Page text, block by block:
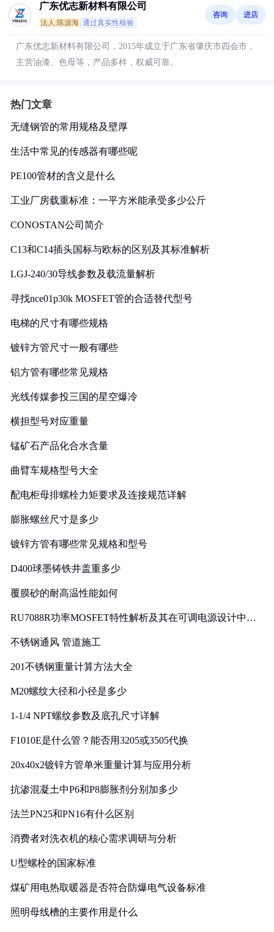
广东优志新材料有限公司
法人:陈源海 通过真实性核验
咨询 进店
广东优志新材料有限公司，2015年成立于广东省肇庆市四会市，
主营油漆、色母等，产品多样，权威可靠。
热门文章
无缝钢管的常用规格及壁厚
生活中常见的传感器有哪些呢
PE100管材的含义是什么
工业厂房载重标准：一平方米能承受多少公斤
CONOSTAN公司简介
C13和C14插头国标与欧标的区别及其标准解析
LGJ-240/30导线参数及载流量解析
寻找nce01p30k MOSFET管的合适替代型号
电梯的尺寸有哪些规格
镀锌方管尺寸一般有哪些
铝方管有哪些常见规格
光线传媒参投三国的星空爆冷
横担型号对应重量
锰矿石产品化合水含量
曲臂车规格型号大全
配电柜母排螺栓力矩要求及连接规范详解
膨胀螺丝尺寸是多少
镀锌方管有哪些常见规格和型号
D400球墨铸铁井盖重多少
覆膜砂的耐高温性能如何
RU7088R功率MOSFET特性解析及其在可调电源设计中的
不锈钢通风 管道施工
201不锈钢重量计算方法大全
M20螺纹大径和小径是多少
1-1/4 NPT螺纹参数及底孔尺寸详解
F1010E是什么管？能否用3205或3505代换
20x40x2镀锌方管单米重量计算与应用分析
抗渗混凝土中P6和P8膨胀剂分别加多少
法兰PN25和PN16有什么区别
消费者对洗衣机的核心需求调研与分析
U型螺栓的国家标准
煤矿用电热取暖器是否符合防爆电气设备标准
照明母线槽的主要作用是什么